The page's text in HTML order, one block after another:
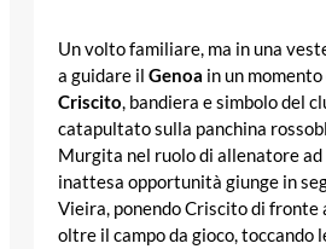
Un volto familiare, ma in una
a guidare il Genoa in un
Criscito, bandiera e simbolo del
catapultato sulla panchina
Murgita nel ruolo di allenatore
inattesa opportunità giunge in
Vieira, ponendo Criscito di fronte
oltre il campo da gioco, toccando